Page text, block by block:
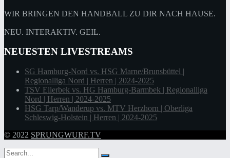
WIR BRINGEN DEN HANDBALL ZU DIR NACH HAUSE.
NEU. INTERAKTIV. GEIL.
NEUESTEN LIVESTREAMS
SG Hamburg-Nord vs. HSG Marne/Brunsbüttel |
Regionalliga Nord | Herren | 2024-2025
TSV Ellerbek vs. HG Hamburg-Barmbek | Regionalliga
Nord | Herren | 2024-2025
HSG Tarp/Wanderup vs. MTV Herzhorn | Oberliga
Schleswig-Holstein | Herren | 2024-2025
© 2022 SPRUNGWURF.TV